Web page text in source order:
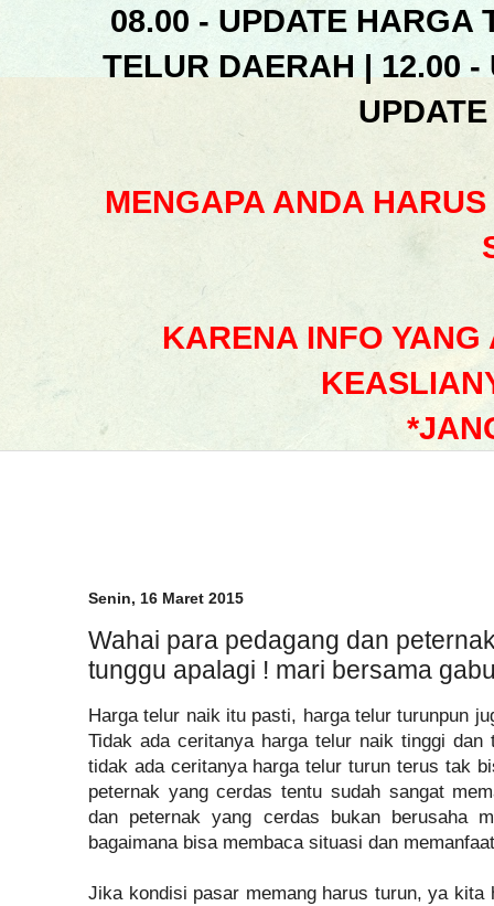
08.00 - UPDATE HARGA
TELUR DAERAH | 12.00
MENGAPA ANDA
KARENA INFO
Senin, 16 Maret 2015
Wahai para pedagang dan
tunggu apalagi ! mari bersama
Harga telur naik itu pasti, harga telur turunpun
Tidak ada ceritanya harga telur naik tinggi
tidak ada ceritanya harga telur turun terus tak
peternak yang cerdas tentu sudah sangat
dan peternak yang cerdas bukan berusaha
bagaimana bisa membaca situasi dan
Jika kondisi pasar memang harus turun, ya